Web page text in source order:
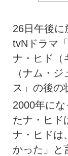
26日午後に
tvNドラマ
ナ・ヒド（
（ナム・
ス」の後の
2000年に
たナ・ヒド
ナ・ヒドは
かった」と